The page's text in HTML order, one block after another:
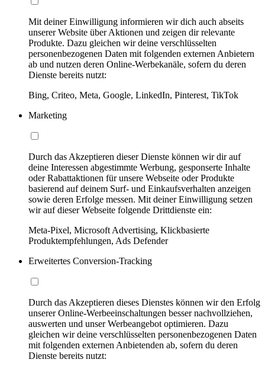
Mit deiner Einwilligung informieren wir dich auch abseits
unserer Website über Aktionen und zeigen dir relevante
Produkte. Dazu gleichen wir deine verschlüsselten
personenbezogenen Daten mit folgenden externen Anbietern
ab und nutzen deren Online-Werbekanäle, sofern du deren
Dienste bereits nutzt:
Bing, Criteo, Meta, Google, LinkedIn, Pinterest, TikTok
Marketing
Durch das Akzeptieren dieser Dienste können wir dir auf
deine Interessen abgestimmte Werbung, gesponserte Inhalte
oder Rabattaktionen für unsere Webseite oder Produkte
basierend auf deinem Surf- und Einkaufsverhalten anzeigen
sowie deren Erfolge messen. Mit deiner Einwilligung setzen
wir auf dieser Webseite folgende Drittdienste ein:
Meta-Pixel, Microsoft Advertising, Klickbasierte
Produktempfehlungen, Ads Defender
Erweitertes Conversion-Tracking
Durch das Akzeptieren dieses Dienstes können wir den Erfolg
unserer Online-Werbeeinschaltungen besser nachvollziehen,
auswerten und unser Werbeangebot optimieren. Dazu
gleichen wir deine verschlüsselten personenbezogenen Daten
mit folgenden externen Anbietenden ab, sofern du deren
Dienste bereits nutzt: